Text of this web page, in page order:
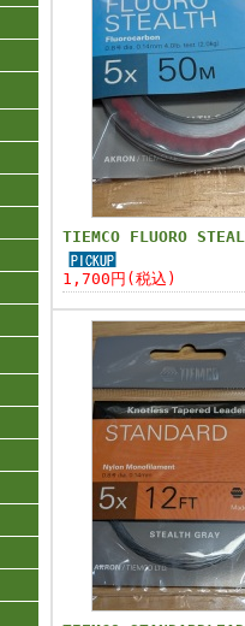
TIEMCO FLUORO
1,700円(税込)